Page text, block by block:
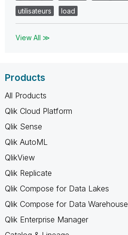
utilisateurs
load
View All ≫
Products
All Products
Qlik Cloud Platform
Qlik Sense
Qlik AutoML
QlikView
Qlik Replicate
Qlik Compose for Data Lakes
Qlik Compose for Data Warehouse
Qlik Enterprise Manager